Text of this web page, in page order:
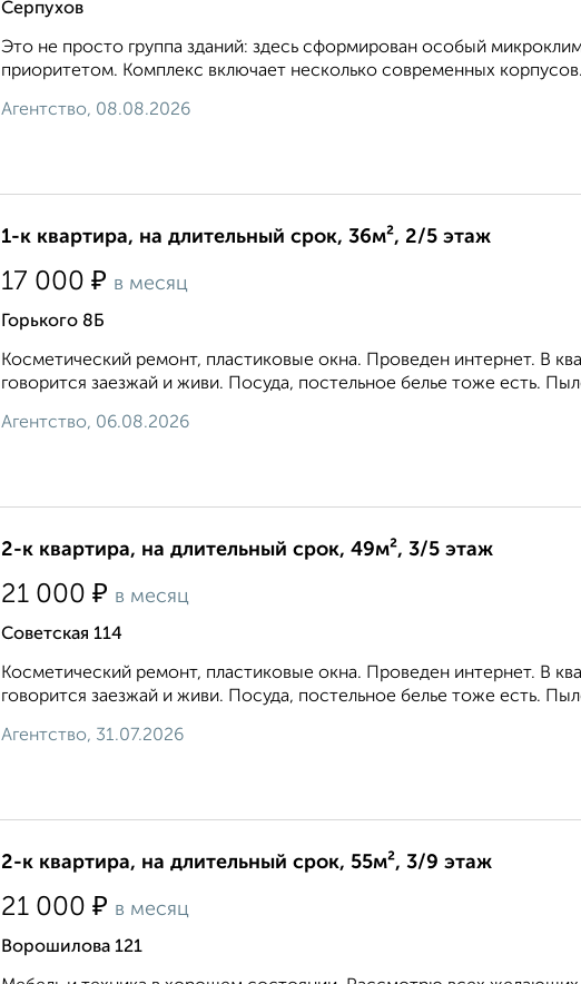
Серпухов
Это не просто группа зданий: здесь сформирован особый
приоритетом. Комплекс включает несколько современных
Агентство, 08.08.2026
1-к квартира, на длительный срок, 36м², 2/5 этаж
17 000 ₽ в месяц
Горького 8Б
Косметический ремонт, пластиковые окна. Проведен интернет. В
говорится заезжай и живи. Посуда, постельное белье тоже есть.
Агентство, 06.08.2026
2-к квартира, на длительный срок, 49м², 3/5 этаж
21 000 ₽ в месяц
Советская 114
Косметический ремонт, пластиковые окна. Проведен интернет. В
говорится заезжай и живи. Посуда, постельное белье тоже есть.
Агентство, 31.07.2026
2-к квартира, на длительный срок, 55м², 3/9 этаж
21 000 ₽ в месяц
Ворошилова 121